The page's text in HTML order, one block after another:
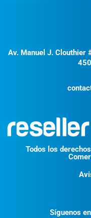
Av. Manuel J. Clouthier
Todos los
Síguenos